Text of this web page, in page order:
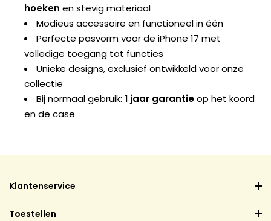
hoeken en stevig materiaal
Modieus accessoire en functioneel in één
Perfecte pasvorm voor de iPhone 17 met
volledige toegang tot functies
Unieke designs, exclusief ontwikkeld voor onze
collectie
Bij normaal gebruik: 1 jaar garantieop het koord
en de case
Klantenservice
Toestellen